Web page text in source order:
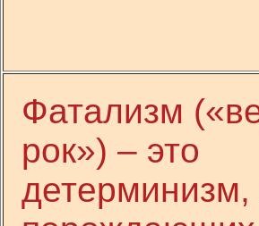
Фатализм
рок») – это
детерминизм,